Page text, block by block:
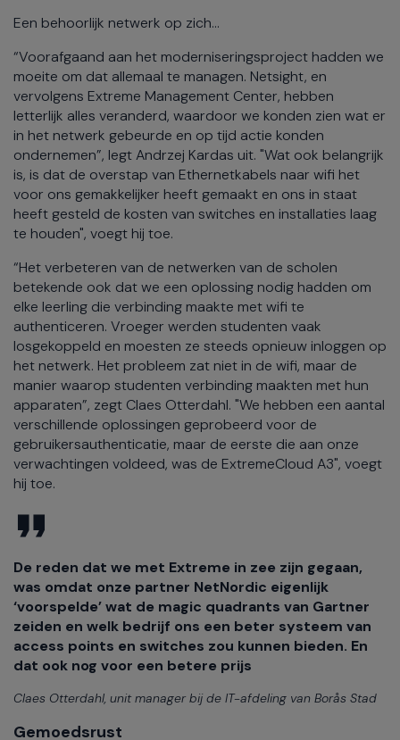
Een behoorlijk netwerk op zich...
“Voorafgaand aan het moderniseringsproject hadden we
moeite om dat allemaal te managen. Netsight, en
vervolgens Extreme Management Center, hebben
letterlijk alles veranderd, waardoor we konden zien wat er
in het netwerk gebeurde en op tijd actie konden
ondernemen”, legt Andrzej Kardas uit. "Wat ook belangrijk
is, is dat de overstap van Ethernetkabels naar wifi het
voor ons gemakkelijker heeft gemaakt en ons in staat
heeft gesteld de kosten van switches en installaties laag
te houden", voegt hij toe.
“Het verbeteren van de netwerken van de scholen
betekende ook dat we een oplossing nodig hadden om
elke leerling die verbinding maakte met wifi te
authenticeren. Vroeger werden studenten vaak
losgekoppeld en moesten ze steeds opnieuw inloggen op
het netwerk. Het probleem zat niet in de wifi, maar de
manier waarop studenten verbinding maakten met hun
apparaten”, zegt Claes Otterdahl. "We hebben een aantal
verschillende oplossingen geprobeerd voor de
gebruikersauthenticatie, maar de eerste die aan onze
verwachtingen voldeed, was de ExtremeCloud A3", voegt
hij toe.
De reden dat we met Extreme in zee zijn gegaan,
was omdat onze partner NetNordic eigenlijk
‘voorspelde’ wat de magic quadrants van Gartner
zeiden en welk bedrijf ons een beter systeem van
access points en switches zou kunnen bieden. En
dat ook nog voor een betere prijs
Claes Otterdahl, unit manager bij de IT-afdeling van Borås Stad
Gemoedsrust